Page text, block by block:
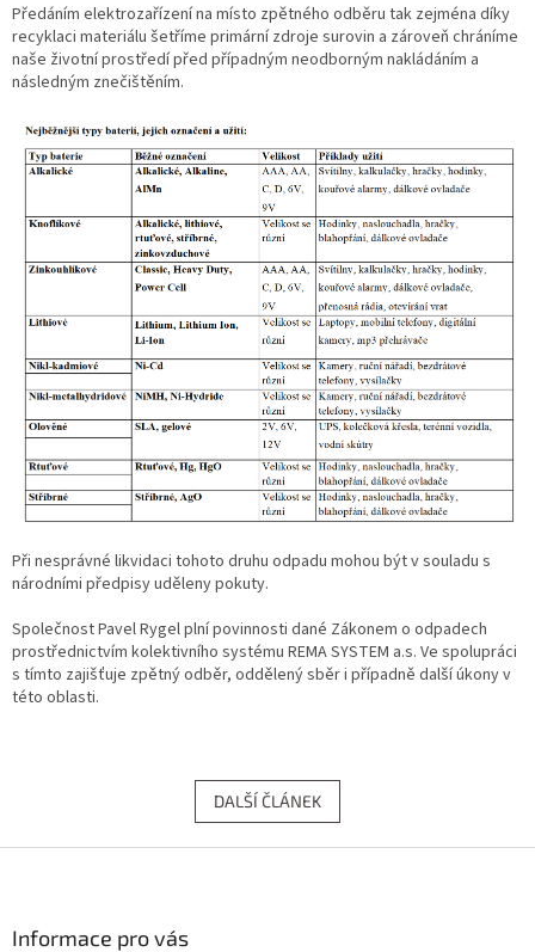
Předáním elektrozařízení na místo zpětného odběru tak zejména díky
recyklaci materiálu šetříme primární zdroje surovin a zároveň chráníme
naše životní prostředí před případným neodborným nakládáním a
následným znečištěním.
Při nesprávné likvidaci tohoto druhu odpadu mohou být v souladu s
národními předpisy uděleny pokuty.
Společnost Pavel Rygel plní povinnosti dané Zákonem o odpadech
prostřednictvím kolektivního systému REMA SYSTEM a.s. Ve spolupráci
s tímto zajišťuje zpětný odběr, oddělený sběr i případně další úkony v
této oblasti.
DALŠÍ ČLÁNEK
Informace pro vás